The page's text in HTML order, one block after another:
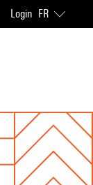
Login FR